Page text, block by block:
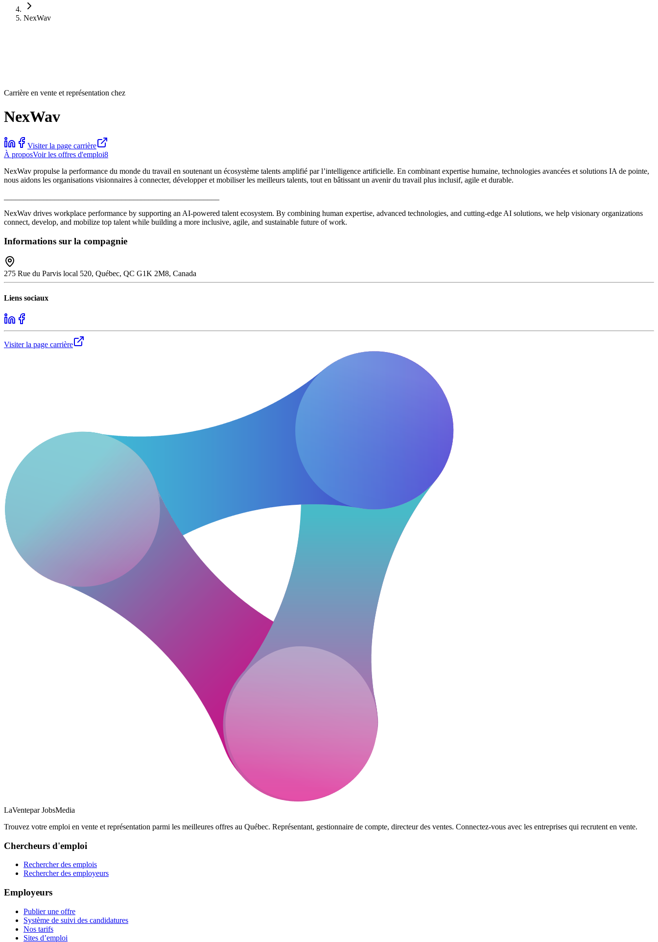
NexWav
Carrière en vente et représentation chez
NexWav
Visiter la page carrière
À proposVoir les offres d'emploi8
NexWav propulse la performance du monde du travail en soutenant un écosystème talents amplifié par l’intelligence artificielle. En combinant expertise humaine, technologies avancées et solutions IA de pointe,
nous aidons les organisations visionnaires à connecter, développer et mobiliser les meilleurs talents, tout en bâtissant un avenir du travail plus inclusif, agile et durable.
NexWav drives workplace performance by supporting an AI-powered talent ecosystem. By combining human expertise, advanced technologies, and cutting-edge AI solutions, we help visionary organizations
connect, develop, and mobilize top talent while building a more inclusive, agile, and sustainable future of work.
Informations sur la compagnie
275 Rue du Parvis local 520, Québec, QC G1K 2M8, Canada
Liens sociaux
Visiter la page carrière
LaVentepar JobsMedia
Trouvez votre emploi en vente et représentation parmi les meilleures offres au Québec. Représentant, gestionnaire de compte, directeur des ventes. Connectez-vous avec les entreprises qui recrutent en vente.
Chercheurs d'emploi
Rechercher des emplois
Rechercher des employeurs
Employeurs
Publier une offre
Système de suivi des candidatures
Nos tarifs
Sites d’emploi